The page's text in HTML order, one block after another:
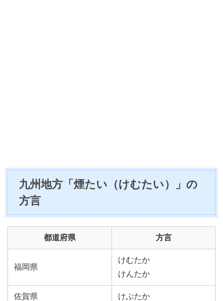
九州地方「煙たい（けむたい）」の
方言
都道府県 方言
福岡県
けむたか
けんたか
佐賀県 けぶたか